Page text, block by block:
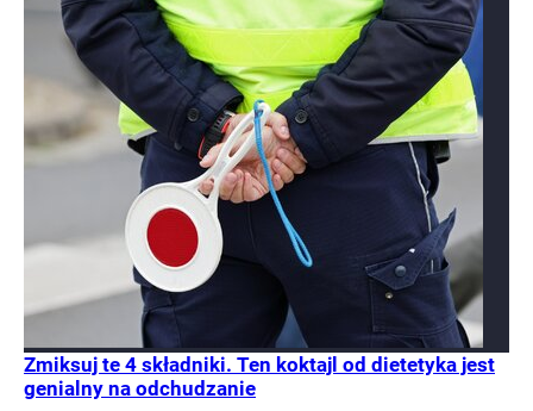
Zmiksuj te 4 składniki. Ten koktajl od dietetyka jest
genialny na odchudzanie